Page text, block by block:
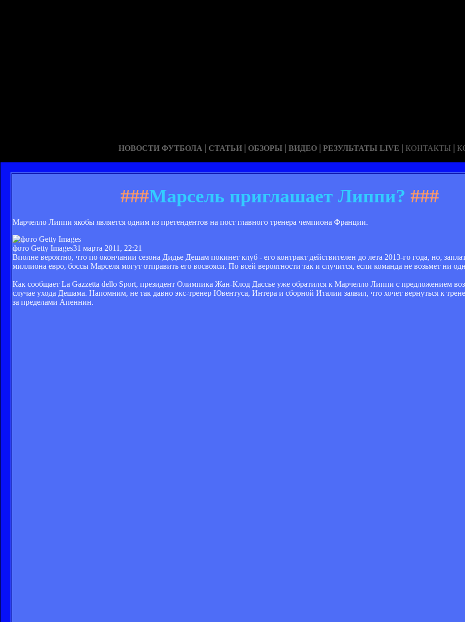
НОВОСТИ ФУТБОЛА | СТАТЬИ | ОБЗОРЫ | ВИДЕО | РЕЗУЛЬТАТЫ LIVE | КОНТАКТЫ |
###Марсель приглашает Липпи? ###
Марчелло Липпи якобы является одним из претендентов на пост главного тренера чемпиона Франции.
фото Getty Images31 марта 2011, 22:21
Вполне вероятно, что по окончании сезона Дидье Дешам покинет клуб - его контракт действителен до лета 2013-го года, но,
миллиона евро, боссы Марселя могут отправить его восвояси. По всей вероятности так и случится, если команда не возьмет ни
Как сообщает La Gazzetta dello Sport, президент Олимпика Жан-Клод Дассье уже обратился к Марчелло Липпи с предложением
случае ухода Дешама. Напомним, не так давно экс-тренер Ювентуса, Интера и сборной Италии заявил, что хочет вернуться к
за пределами Апеннин.